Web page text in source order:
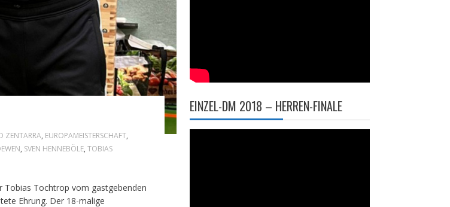
ZENTARRA, EUROPAMEISTERSCHAFT,
, SVEN HENNEBÖLE, TOBIAS
Tobias Tochtrop vom gastgebenden
Ehrung. Der 18-malige
EINZEL-DM 2018 – HERREN-FINALE